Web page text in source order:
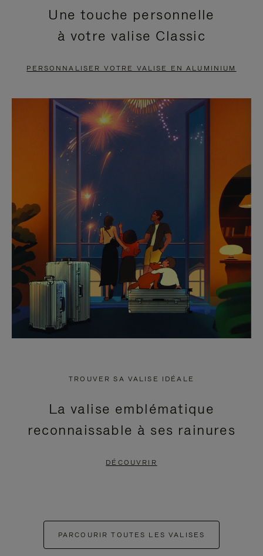
EN
PAUSE,
APPUYEZ
POUR
METTRE
PAUSE
VIDÉO
EST
DÉSACTIVÉ.
CLIQUER
POUR
RÉACTIVER
LE
SON
Une touche personnelle
à votre valise Classic
PERSONNALISER VOTRE VALISE EN ALUMINIUM
TROUVER SA VALISE IDÉALE
La valise emblématique
reconnaissable à ses rainures
DÉCOUVRIR
PARCOURIR TOUTES LES VALISES